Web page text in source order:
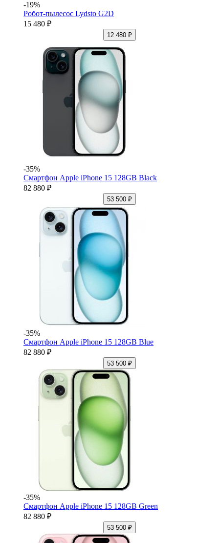
-19%
Робот-пылесос Lydsto G2D
15 480 ₽
12 480 ₽
-35%
Смартфон Apple iPhone 15 128GB Black
82 880 ₽
53 500 ₽
-35%
Смартфон Apple iPhone 15 128GB Blue
82 880 ₽
53 500 ₽
-35%
Смартфон Apple iPhone 15 128GB Green
82 880 ₽
53 500 ₽